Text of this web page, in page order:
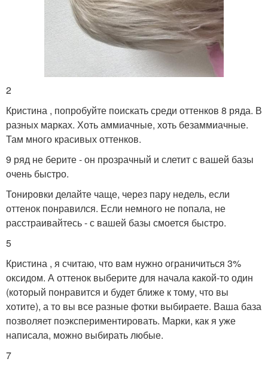
2
Кристина , попробуйте поискать среди оттенков 8 ряда. В
разных марках. Хоть аммиачные, хоть безаммиачные.
Там много красивых оттенков.
9 ряд не берите - он прозрачный и слетит с вашей базы
очень быстро.
Тонировки делайте чаще, через пару недель, если
оттенок понравился. Если немного не попала, не
расстраивайтесь - с вашей базы смоется быстро.
5
Кристина , я считаю, что вам нужно ограничиться 3%
оксидом. А оттенок выберите для начала какой-то один
(который понравится и будет ближе к тому, что вы
хотите), а то вы все разные фотки выбираете. Ваша база
позволяет поэкспериментировать. Марки, как я уже
написала, можно выбирать любые.
7